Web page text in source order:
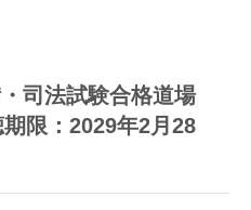
司法試験合格道場
期限：2029年2月28